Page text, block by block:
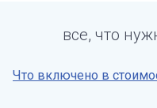
все, что
Что включено в